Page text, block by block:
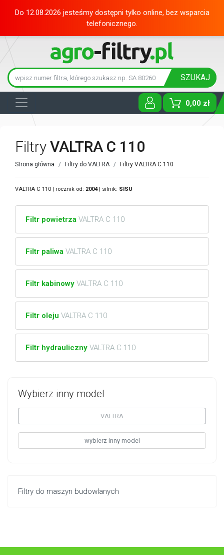
Do 12.08.2026 jesteśmy dostępni tylko online, bez wsparcia
telefonicznego.
SZUKAJ
0,00 zł
Toggle
Wybierz inny model
VALTRA
wybierz inny model
Filtry do maszyn budowlanych
Filtry VALTRA C 110
Strona główna Filtry do VALTRA Filtry VALTRA C 110
VALTRA C 110 | rocznik od: 2004| silnik: SISU
Filtr powietrza VALTRA C 110
Filtr paliwa VALTRA C 110
Filtr kabinowy VALTRA C 110
Filtr oleju VALTRA C 110
Filtr hydrauliczny VALTRA C 110